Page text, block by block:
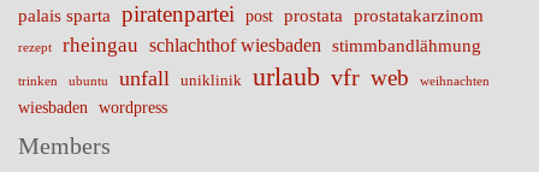
palais sparta piratenpartei post prostata prostatakarzinom
rezept rheingau schlachthof wiesbaden stimmbandlähmung
trinken ubuntu unfall uniklinik urlaub vfr web weihnachten
wiesbaden wordpress
Members